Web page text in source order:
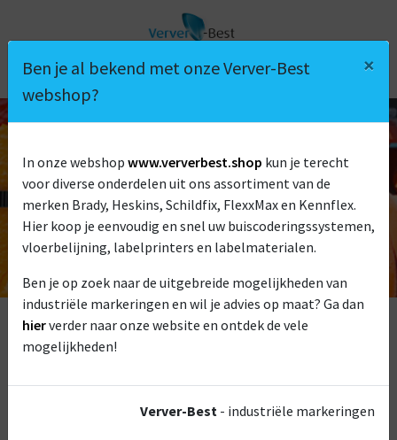
Ben je al bekend met onze Verver-Best
webshop?
×
In onze webshop www.ververbest.shop kun je terecht
voor diverse onderdelen uit ons assortiment van de
merken Brady, Heskins, Schildfix, FlexxMax en Kennflex.
Hier koop je eenvoudig en snel uw buiscoderingssystemen,
vloerbelijning, labelprinters en labelmaterialen.
Ben je op zoek naar de uitgebreide mogelijkheden van
industriële markeringen en wil je advies op maat? Ga dan
hierverder naar onze website en ontdek de vele
mogelijkheden!
Verver-Best - industriële markeringen
FLEXXMAX
industrieel proces: buizen en leidingen moeten in één
oogopslag te identificeren zijn. Deze identificatie is